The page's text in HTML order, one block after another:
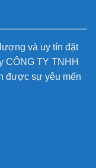
và uy tín đặt
CÔNG TY TNHH
được sự yêu mến